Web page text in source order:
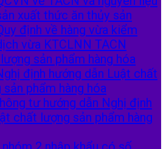
xuất thức ăn thủy sản
định về hàng vừa kiểm
vừa KTCLNN TACN
sản phẩm hàng hóa
định hướng dẫn Luật chất
sản phẩm hàng hóa
tư hướng dẫn Nghị định
chất lượng sản phẩm hàng